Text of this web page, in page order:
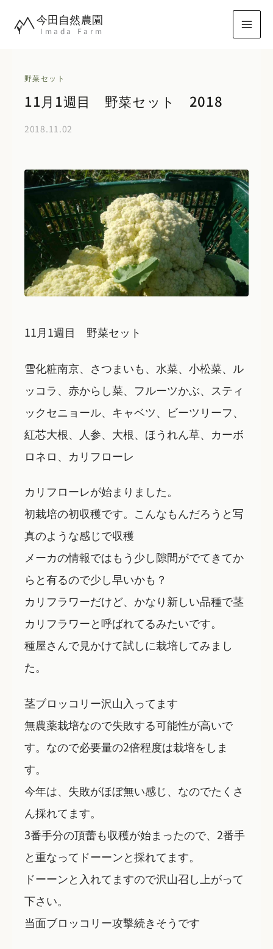
今田自然農園
Imada Farm
野菜セット
11月1週目 野菜セット 2018
2018.11.02
11月1週目 野菜セット
雪化粧南京、さつまいも、水菜、小松菜、ル
ッコラ、赤からし菜、フルーツかぶ、スティ
ックセニョール、キャベツ、ビーツリーフ、
紅芯大根、人参、大根、ほうれん草、カーボ
ロネロ、カリフローレ
カリフローレが始まりました。
初栽培の初収穫です。こんなもんだろうと写
真のような感じで収穫
メーカの情報ではもう少し隙間がでてきてか
らと有るので少し早いかも？
カリフラワーだけど、かなり新しい品種で茎
カリフラワーと呼ばれてるみたいです。
種屋さんで見かけて試しに栽培してみまし
た。
茎ブロッコリー沢山入ってます
無農薬栽培なので失敗する可能性が高いで
す。なので必要量の2倍程度は栽培をしま
す。
今年は、失敗がほぼ無い感じ、なのでたくさ
ん採れてます。
3番手分の頂蕾も収穫が始まったので、2番手
と重なってドーーンと採れてます。
ドーーンと入れてますので沢山召し上がって
下さい。
当面ブロッコリー攻撃続きそうです